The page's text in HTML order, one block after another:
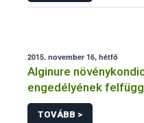
2015. november 16, hétfő
Alginure
engedélyének
TOVÁBB >